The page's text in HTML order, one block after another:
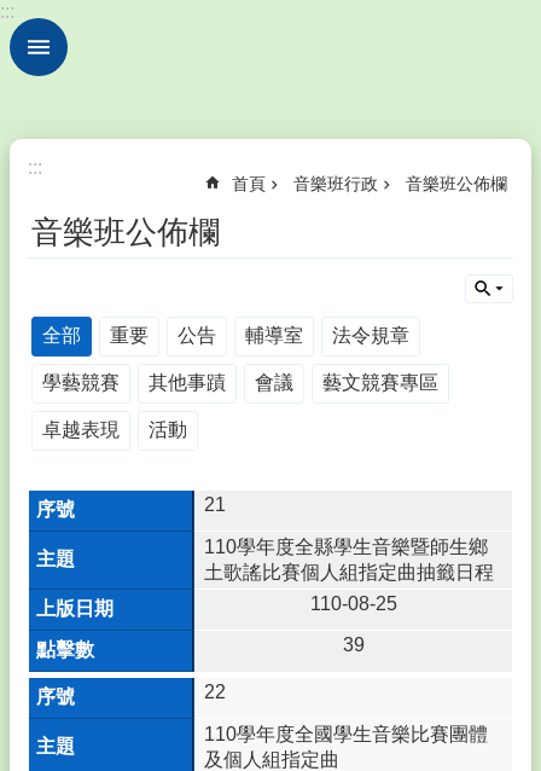
跳到主要內容區塊
進
💖
識
鎮
💫
行
政
室
💞
教
師
專
區
Teacher
Area
💙
學
生
專
:::
:::
首頁 音樂班行政 音樂班公佈欄
音樂班公佈欄
全部 重要 公告 輔導室 法令規章
學藝競賽 其他事蹟 會議 藝文競賽專區
卓越表現 活動
21
110學年度全縣學生音樂暨師生鄉
土歌謠比賽個人組指定曲抽籤日程
110-08-25
39
22
110學年度全國學生音樂比賽團體
及個人組指定曲